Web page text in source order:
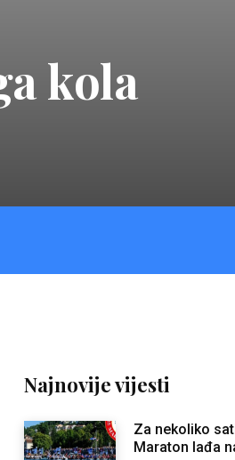
kola
Najnovije vijesti
Za nekoliko
Maraton lađa